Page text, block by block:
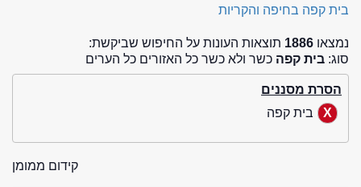
בית קפה בחיפה והקריות
נמצאו 1886 תוצאות העונות על החיפוש שביקשת:
סוג: בית קפה כשר ולא כשר כל האזורים כל הערים
הסרת מסננים
בית קפה
קידום ממומן